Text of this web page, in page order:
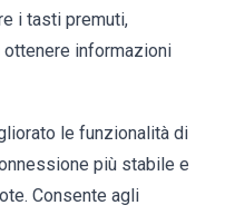
i tasti premuti,
informazioni
le funzionalità di
più stabile e
Consente agli